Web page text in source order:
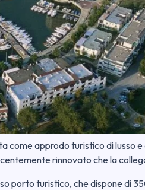
come approdo turistico di lusso
rinnovato che la
porto turistico, che dispone di